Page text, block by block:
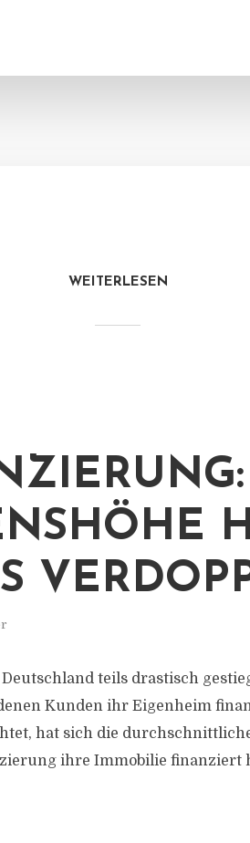
WEITERLESEN
teils drastisch
Kunden ihr Eigenheim
hat sich die
ihre Immobilie finanziert